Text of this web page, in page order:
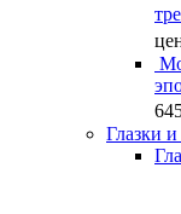
Глазки